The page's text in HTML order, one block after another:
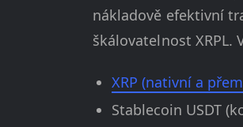
nákladově efektivní
škálovatelnost
XRP (nativní a
Stablecoin USDT